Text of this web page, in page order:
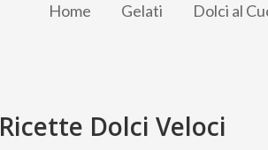
Home Gelati Dolci al
Ricette Dolci Veloci